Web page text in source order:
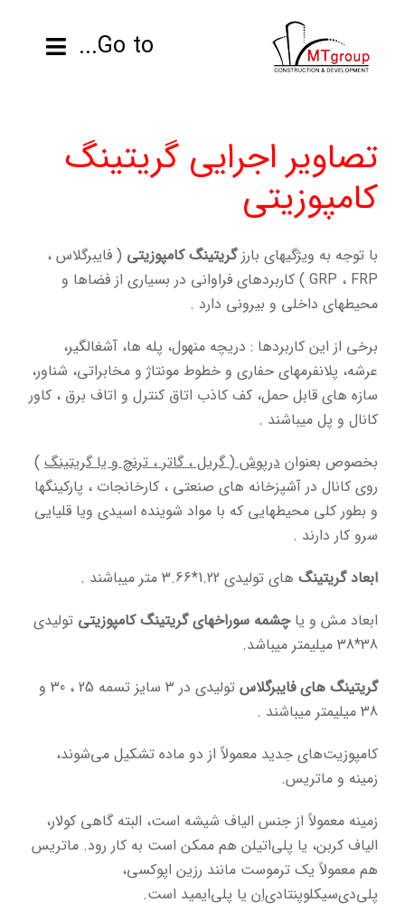
Go to...
محصولات
اطلاعات فنی
تماس با ما
تصاویر اجرایی گریتینگ
کامپوزیتی
با توجه به ویژگیهای بارزگریتینگ کامپوزیتی ( فایبرگلاس ،
GRP ، FRP ) کاربردهای فراوانی در بسیاری از فضاها و
محیطهای داخلی و بیرونی دارد .
برخی از این کاربردها : دریچه منهول، پله ها، آشغالگیر،
عرشه، پلانفرمهای حفاری و خطوط مونتاژ و مخابراتی، شناور،
سازه های قابل حمل، کف کاذب اتاق کنترل و اتاف برق ، کاور
کانال و پل میباشند .
بخصوص بعنوان درپوش ( گریل ، گاتر ، ترنچ و یا گریتینگ)
روی کانال در آشپزخانه های صنعتی ، کارخانجات ، پارکینگها
و بطور کلی محیطهایی که با مواد شوینده اسیدی ویا قلیایی
سرو کار دارند .
ابعاد گریتینگهای تولیدی 1.22*3.66 متر میباشند .
ابعاد مش و یاچشمه سوراخهای گریتینگ کامپوزیتی تولیدی
38*38 میلیمتر میباشد.
گریتینگ های فایبرگلاس
تولیدی در 3 سایز تسمه 25 ، 30 و
38 میلیمتر میباشند .
کامپوزیت‌های جدید معمولاً از دو ماده تشکیل می‌شوند،
زمینه و ماتریس.
زمینه معمولاً از جنس الیاف شیشه است، البته گاهی کولار،
الیاف کربن، یا پلی‌اتیلن هم ممکن است به کار رود. ماتریس
هم معمولاً یک ترموست مانند رزین اپوکسی،
پلی‌دی‌سیکلوپنتادی‌اِن یا پلی‌ایمید است.